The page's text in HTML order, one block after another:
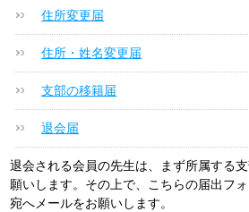
住所変更届
住所・姓名変更届
支部の移籍届
退会届
退会される会員の先生は、まず所属する
願いします。その上で、こちらの届出フ
宛へメールをお願いします。